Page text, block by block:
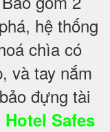
hệ thống
chìa có
và tay nắm
đựng tài
Hotel Safes